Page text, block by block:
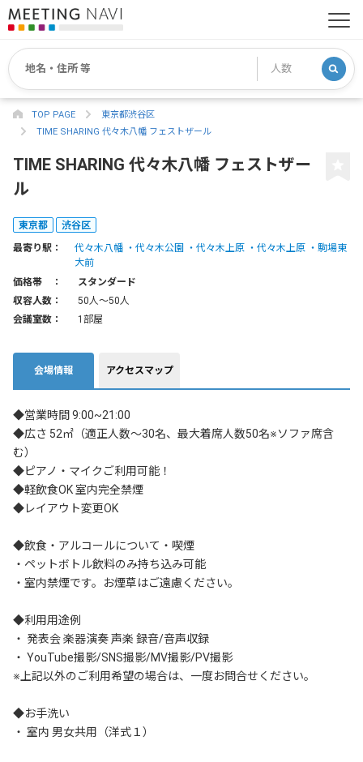
TOP PAGE
東京都渋谷区
TIME SHARING 代々木八幡 フェストザール
TIME SHARING 代々木八幡 フェストザー
ル
東京都 渋谷区
最寄り駅： 代々木八幡 代々木公園 代々木上原 代々木上原
駒場東
大前
価格帯 ：
スタンダード
収容人数：
50人〜50人
会議室数：
1部屋
会場情報 アクセスマップ
◆営業時間 9:00~21:00
◆広さ 52㎡（適正人数～30名、最大着席人数50名※ソファ席含
む）
◆ピアノ・マイクご利用可能！
◆軽飲食OK 室内完全禁煙
◆レイアウト変更OK
◆飲食・アルコールについて・喫煙
・ペットボトル飲料のみ持ち込み可能
・室内禁煙です。お煙草はご遠慮ください。
◆利用用途例
・ 発表会 楽器演奏 声楽 録音/音声収録
・ YouTube撮影/SNS撮影/MV撮影/PV撮影
※上記以外のご利用希望の場合は、一度お問合せください。
◆お手洗い
・ 室内 男女共用（洋式１）